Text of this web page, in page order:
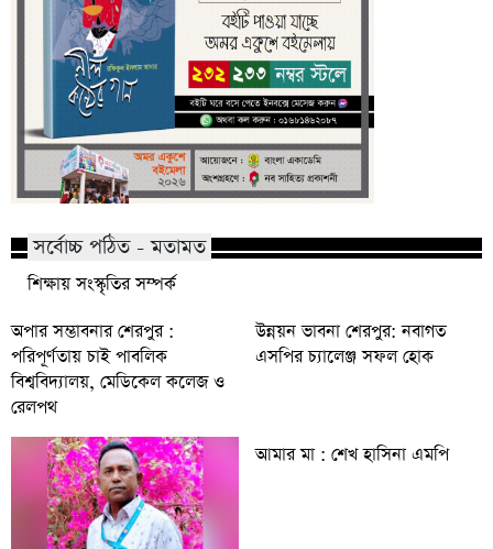
সর্বোচ্চ পঠিত - মতামত
শিক্ষায় সংস্কৃতির সম্পর্ক
অপার সম্ভাবনার শেরপুর :
পরিপূর্ণতায় চাই পাবলিক
বিশ্ববিদ্যালয়, মেডিকেল কলেজ ও
রেলপথ
উন্নয়ন ভাবনা শেরপুর: নবাগত
এসপির চ্যালেঞ্জ সফল হোক
আমার মা : শেখ হাসিনা এমপি